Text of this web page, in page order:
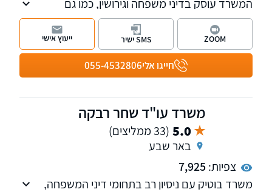
המשרד עוסק בדיני משפחה וגירושין, כמו גם
בחדלות פירעון-פשיטת רגל. המשרד יצר תקדימים
משפטיים בתחום המשפחה והמשמורת
חייגו אלי055-4532806
ZOOM SMS ישיר ייעוץ אישי
משרד עו"ד שחר רבקה
5.0 (33 ממליצים)
באר שבע
צפיות:7,925
משרד בוטיק עם ניסיון רב בתחומי דיני המשפחה,